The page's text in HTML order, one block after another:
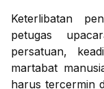
Keterlibatan
petugas
persatuan,
martabat
harus tercermin